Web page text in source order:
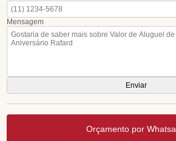
Mensagem
Orçamento por